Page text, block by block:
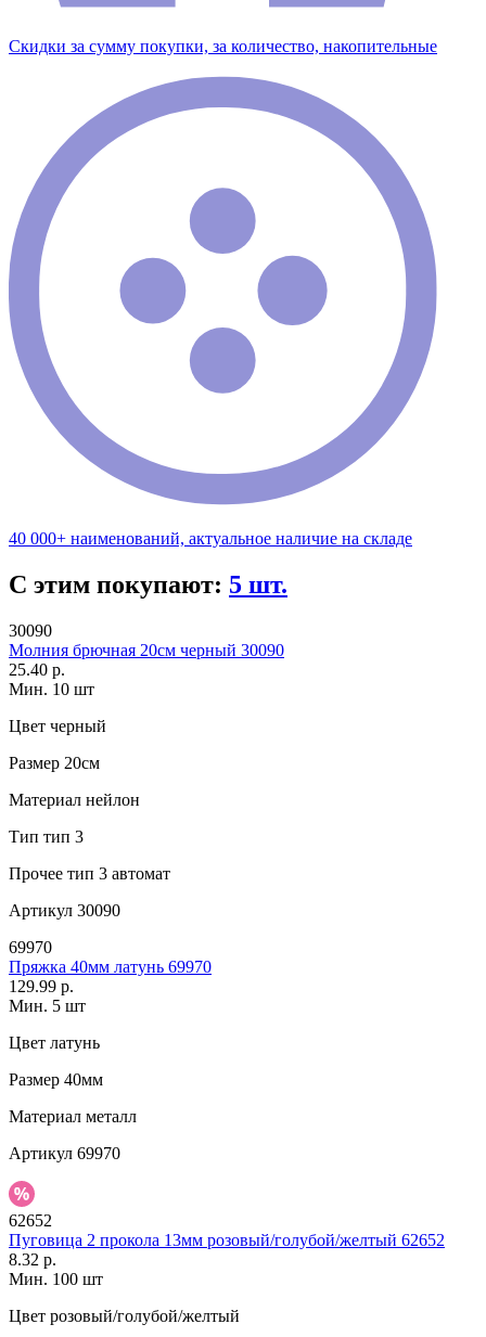
Скидки за сумму покупки, за количество, накопительные
40 000+ наименований, актуальное наличие на складе
С этим покупают: 5 шт.
30090
Молния брючная 20см черный 30090
25.40 р.
Мин. 10 шт
Цвет черный
Размер 20см
Материал нейлон
Тип тип 3
Прочее тип 3 автомат
Артикул 30090
69970
Пряжка 40мм латунь 69970
129.99 р.
Мин. 5 шт
Цвет латунь
Размер 40мм
Материал металл
Артикул 69970
62652
Пуговица 2 прокола 13мм розовый/голубой/желтый 62652
8.32 р.
Мин. 100 шт
Цвет розовый/голубой/желтый